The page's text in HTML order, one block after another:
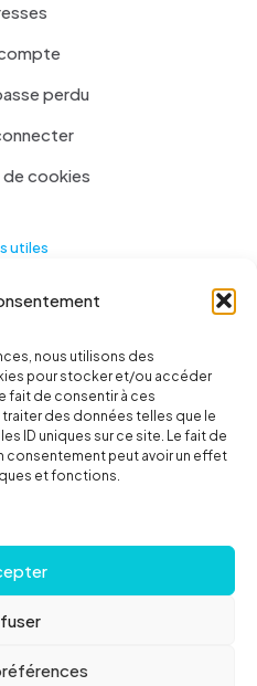
nous utilisons des
pour stocker et/ou accéder
fait de consentir à ces
des données telles que le
ID uniques sur ce site. Le fait de
consentement peut avoir un effet
et fonctions.
perdu
cookies
utiles
liste
réservés |